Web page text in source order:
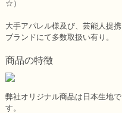
☆）
大手アパレル様及び、芸能人提携
ブランドにて多数取扱い有り。
商品の特徴
弊社オリジナル商品は日本生地で
す。